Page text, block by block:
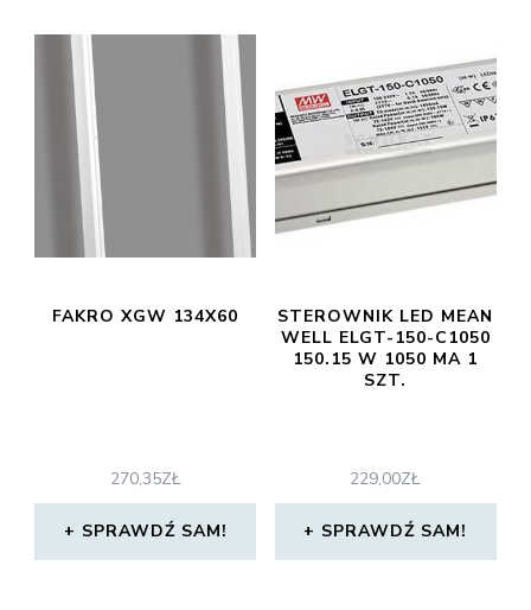
FAKRO XGW 134X60
270,35ZŁ
SPRAWDŹ SAM!
STEROWNIK LED MEAN
WELL ELGT-150-C1050
150.15 W 1050 MA 1
SZT.
229,00ZŁ
SPRAWDŹ SAM!